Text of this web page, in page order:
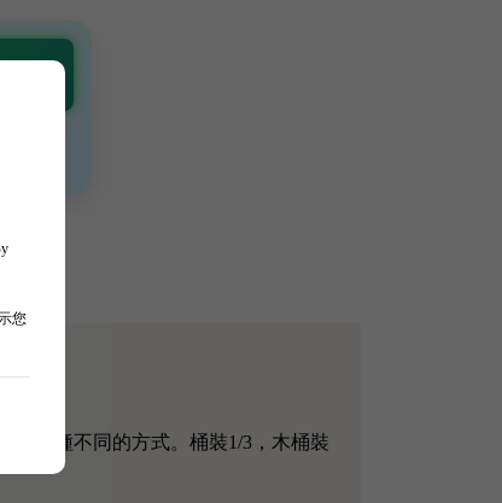
您
喜💥
是三種不同的方式。桶裝1/3，木桶裝